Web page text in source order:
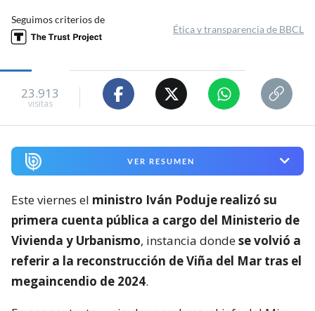
Seguimos criterios de
Ética y transparencia de BBCL
23.913
visitas
VER RESUMEN
Este viernes el ministro Iván Poduje realizó su
primera cuenta pública a cargo del Ministerio de
Vivienda y Urbanismo, instancia dondese volvió a
referir a la reconstrucción de Viña del Mar tras el
megaincendio de 2024.